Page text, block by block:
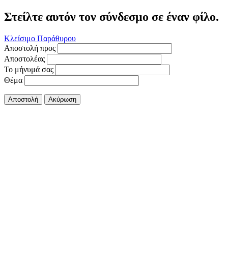
Στείλτε αυτόν τον σύνδεσμο σε έναν φίλο.
Κλείσιμο Παράθυρου
Αποστολή προς
Αποστολέας
Το μήνυμά σας
Θέμα
Αποστολή Ακύρωση